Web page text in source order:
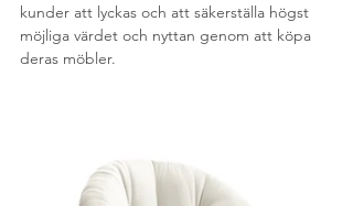
kunder att lyckas och att säkerställa högst
möjliga värdet och nyttan genom att köpa
deras möbler.